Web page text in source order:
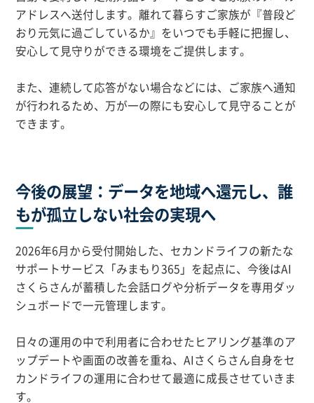
アドレスへ送付します。離れて暮らすご家族が『普段ど
おり元気に過ごしているか』をいつでも手軽に把握し、
安心して見守りができる環境をご提供します。
また、連続して応答がない場合などには、ご家族へ通知
が行われるため、万が一の際にも安心して見守ることが
できます。
今後の展望：データを地域へ還元し、誰
もが孤立しない社会の実現へ
2026年6月から受付開始した、セカンドライフの新たな
サポートサービス「みまもり365」を起点に、今後はAI
さくらさんが蓄積した会話ログや分析データを専用ダッ
シュボードで一元管理します。
日々の運用の中で利用者に合わせたヒアリング基準のア
ップデートや画面の改善を重ね、AIさくらさん自身をセ
カンドライフの運用に合わせて最適に成長させていきま
す。